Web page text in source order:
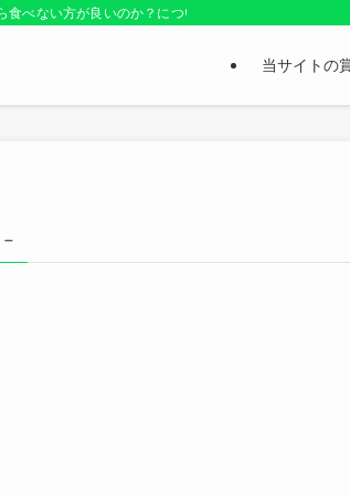
べない方が良いのか？についても紹介しているお役立
当サイトの
–